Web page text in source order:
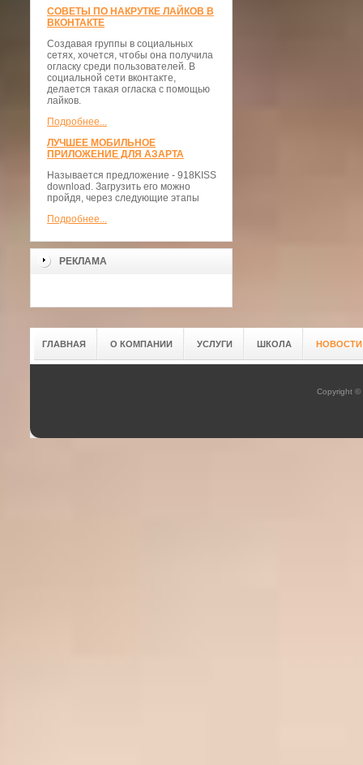
СОВЕТЫ ПО НАКРУТКЕ ЛАЙКОВ В
ВКОНТАКТЕ
Создавая группы в социальных
сетях, хочется, чтобы она получила
огласку среди пользователей. В
социальной сети вконтакте,
делается такая огласка с помощью
лайков.
Подробнее...
ЛУЧШЕЕ МОБИЛЬНОЕ
ПРИЛОЖЕНИЕ ДЛЯ АЗАРТА
Называется предложение - 918KISS
download. Загрузить его можно
пройдя, через следующие этапы
Подробнее...
РЕКЛАМА
ГЛАВНАЯ О КОМПАНИИ УСЛУГИ ШКОЛА НОВОСТИ
Copyright